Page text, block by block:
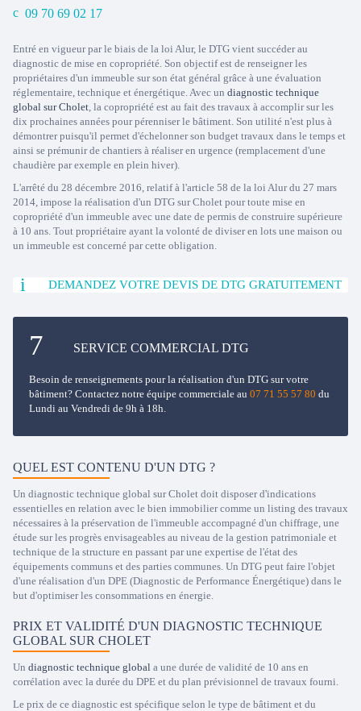
09 70 69 02 17
Entré en vigueur par le biais de la loi Alur, le DTG vient succéder au
diagnostic de mise en copropriété. Son objectif est de renseigner les
propriétaires d'un immeuble sur son état général grâce à une évaluation
réglementaire, technique et énergétique. Avec un diagnostic technique
global sur Cholet, la copropriété est au fait des travaux à accomplir sur les
dix prochaines années pour pérenniser le bâtiment. Son utilité n'est plus à
démontrer puisqu'il permet d'échelonner son budget travaux dans le temps et
ainsi se prémunir de chantiers à réaliser en urgence (remplacement d'une
chaudière par exemple en plein hiver).
L'arrêté du 28 décembre 2016, relatif à l'article 58 de la loi Alur du 27 mars
2014, impose la réalisation d'un DTG sur Cholet pour toute mise en
copropriété d'un immeuble avec une date de permis de construire supérieure
à 10 ans. Tout propriétaire ayant la volonté de diviser en lots une maison ou
un immeuble est concerné par cette obligation.
DEMANDEZ VOTRE DEVIS DE DTG GRATUITEMENT
SERVICE COMMERCIAL DTG
Besoin de renseignements pour la réalisation d'un DTG sur votre
bâtiment? Contactez notre équipe commerciale au 07 71 55 57 80 du
Lundi au Vendredi de 9h à 18h.
QUEL EST CONTENU D'UN DTG ?
Un diagnostic technique global sur Cholet doit disposer d'indications
essentielles en relation avec le bien immobilier comme un listing des travaux
nécessaires à la préservation de l'immeuble accompagné d'un chiffrage, une
étude sur les progrès envisageables au niveau de la gestion patrimoniale et
technique de la structure en passant par une expertise de l'état des
équipements communs et des parties communes. Un DTG peut faire l'objet
d'une réalisation d'un DPE (Diagnostic de Performance Énergétique) dans le
but d'optimiser les consommations en énergie.
PRIX ET VALIDITÉ D'UN DIAGNOSTIC TECHNIQUE
GLOBAL SUR CHOLET
Un diagnostic technique global a une durée de validité de 10 ans en
corrélation avec la durée du DPE et du plan prévisionnel de travaux fourni.
Le prix de ce diagnostic est spécifique selon le type de bâtiment et du